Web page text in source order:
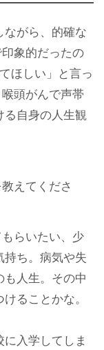
がら、的確な
象的だったの
ほしい」と言っ
頭がんで声帯
る自身の人生観
えてくださ
らいたい、少
持ち。病気や失
人生。その中
ることかな。
入学してしま